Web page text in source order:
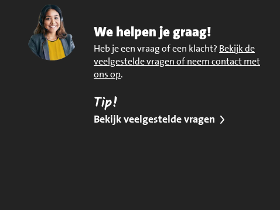
We helpen je graag!
Heb je een vraag of een klacht? Bekijk de
veelgestelde vragen of neem contact met
ons op.
Tip!
Bekijk veelgestelde vragen